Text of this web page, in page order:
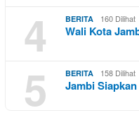
4 BERITA 160 Dilihat
Wali Kota
5 BERITA 158 Dilihat
Jambi